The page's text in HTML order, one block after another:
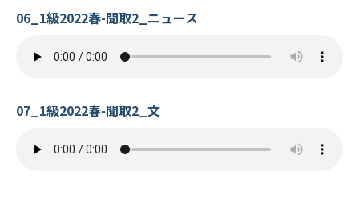
06_1級2022春-聞取2_ニュース
07_1級2022春-聞取2_文